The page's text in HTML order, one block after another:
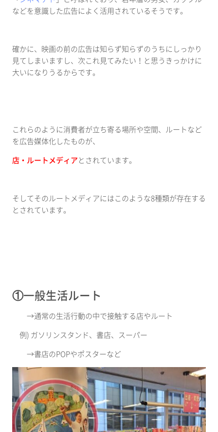
などを意識した広告によく活用されているそうです。
確かに、映画の前の広告は知らず知らずのうちにしっかり
見てしまいますし、次これ見てみたい！と思うきっかけに
大いになりうるからです。
これらのように消費者が立ち寄る場所や空間、ルートなど
を広告媒体化したものが、
店・ルートメディアとされています。
そしてそのルートメディアにはこのような8種類が存在する
とされています。
①一般生活ルート
→通常の生活行動の中で接触する店やルート
例) ガソリンスタンド、書店、スーパー
→書店のPOPやポスターなど